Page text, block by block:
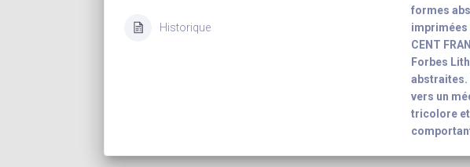
Historique
formes
imprimées
CENT
Forbes
abstraites.
vers un
tricolore et